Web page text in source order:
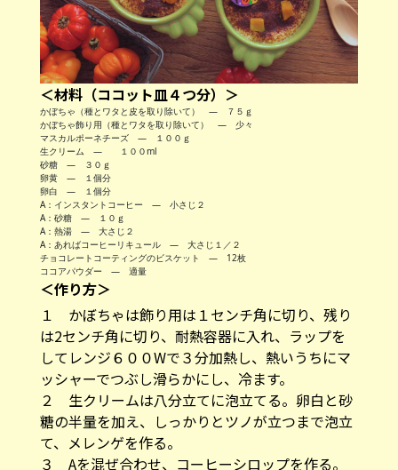
＜材料（ココット皿４つ分）＞
かぼちゃ（種とワタと皮を取り除いて） — ７５ｇ
かぼちゃ飾り用（種とワタを取り除いて） — 少々
マスカルポーネチーズ — １００ｇ
生クリーム — １００ml
砂糖 — ３０ｇ
卵黄 — １個分
卵白 — １個分
A：インスタントコーヒー — 小さじ２
A：砂糖 — １０ｇ
A：熱湯 — 大さじ２
A：あればコーヒーリキュール — 大さじ１／２
チョコレートコーティングのビスケット — 12枚
ココアパウダー — 適量
＜作り方＞
１ かぼちゃは飾り用は１センチ角に切り、残り
は2センチ角に切り、耐熱容器に入れ、ラップを
してレンジ６００Wで３分加熱し、熱いうちにマ
ッシャーでつぶし滑らかにし、冷ます。
２ 生クリームは八分立てに泡立てる。卵白と砂
糖の半量を加え、しっかりとツノが立つまで泡立
て、メレンゲを作る。
３ Aを混ぜ合わせ、コーヒーシロップを作る。